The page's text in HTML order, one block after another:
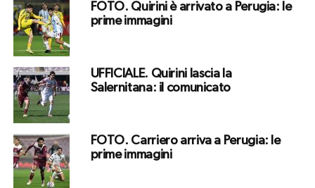
FOTO. Quirini è arrivato a Perugia: le
prime immagini
UFFICIALE. Quirini lascia la
Salernitana: il comunicato
FOTO. Carriero arriva a Perugia: le
prime immagini